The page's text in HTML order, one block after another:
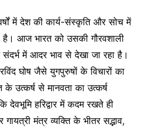
में देश की कार्य-संस्कृति और सोच में
है। आज भारत को उसकी गौरवशाली
में आदर भाव से देखा जा रहा है।
घोष जैसे युगपुरुषों के विचारों का
उत्कर्ष से मानवता का उत्कर्ष
देवभूमि हरिद्वार में कदम रखते ही
मंत्र व्यक्ति के भीतर सद्भाव,